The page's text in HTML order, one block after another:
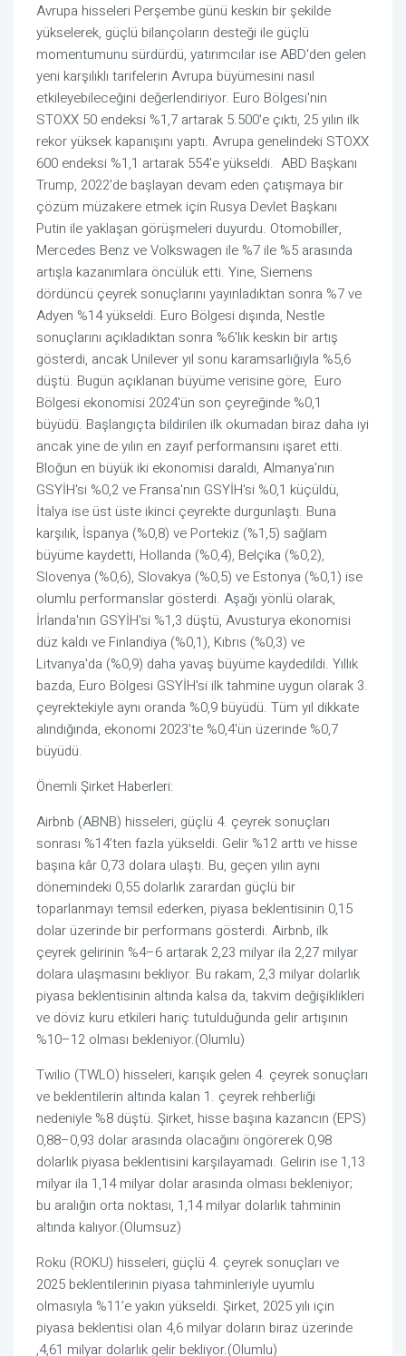
Avrupa hisseleri Perşembe günü keskin bir şekilde
yükselerek, güçlü bilançoların desteği ile güçlü
momentumunu sürdürdü, yatırımcılar ise ABD'den gelen
yeni karşılıklı tarifelerin Avrupa büyümesini nasıl
etkileyebileceğini değerlendiriyor. Euro Bölgesi'nin
STOXX 50 endeksi %1,7 artarak 5.500'e çıktı, 25 yılın ilk
rekor yüksek kapanışını yaptı. Avrupa genelindeki STOXX
600 endeksi %1,1 artarak 554'e yükseldi. ABD Başkanı
Trump, 2022'de başlayan devam eden çatışmaya bir
çözüm müzakere etmek için Rusya Devlet Başkanı
Putin ile yaklaşan görüşmeleri duyurdu. Otomobiller,
Mercedes Benz ve Volkswagen ile %7 ile %5 arasında
artışla kazanımlara öncülük etti. Yine, Siemens
dördüncü çeyrek sonuçlarını yayınladıktan sonra %7 ve
Adyen %14 yükseldi. Euro Bölgesi dışında, Nestle
sonuçlarını açıkladıktan sonra %6'lık keskin bir artış
gösterdi, ancak Unilever yıl sonu karamsarlığıyla %5,6
düştü. Bugün açıklanan büyüme verisine göre, Euro
Bölgesi ekonomisi 2024'ün son çeyreğinde %0,1
büyüdü. Başlangıçta bildirilen ilk okumadan biraz daha iyi
ancak yine de yılın en zayıf performansını işaret etti.
Bloğun en büyük iki ekonomisi daraldı, Almanya'nın
GSYİH'si %0,2 ve Fransa'nın GSYİH'si %0,1 küçüldü,
İtalya ise üst üste ikinci çeyrekte durgunlaştı. Buna
karşılık, İspanya (%0,8) ve Portekiz (%1,5) sağlam
büyüme kaydetti, Hollanda (%0,4), Belçika (%0,2),
Slovenya (%0,6), Slovakya (%0,5) ve Estonya (%0,1) ise
olumlu performanslar gösterdi. Aşağı yönlü olarak,
İrlanda'nın GSYİH'si %1,3 düştü, Avusturya ekonomisi
düz kaldı ve Finlandiya (%0,1), Kıbrıs (%0,3) ve
Litvanya'da (%0,9) daha yavaş büyüme kaydedildi. Yıllık
bazda, Euro Bölgesi GSYİH'si ilk tahmine uygun olarak 3.
çeyrektekiyle aynı oranda %0,9 büyüdü. Tüm yıl dikkate
alındığında, ekonomi 2023'te %0,4'ün üzerinde %0,7
büyüdü.
Önemli Şirket Haberleri:
Airbnb (ABNB) hisseleri, güçlü 4. çeyrek sonuçları
sonrası %14’ten fazla yükseldi. Gelir %12 arttı ve hisse
başına kâr 0,73 dolara ulaştı. Bu, geçen yılın aynı
dönemindeki 0,55 dolarlık zarardan güçlü bir
toparlanmayı temsil ederken, piyasa beklentisinin 0,15
dolar üzerinde bir performans gösterdi. Airbnb, ilk
çeyrek gelirinin %4–6 artarak 2,23 milyar ila 2,27 milyar
dolara ulaşmasını bekliyor. Bu rakam, 2,3 milyar dolarlık
piyasa beklentisinin altında kalsa da, takvim değişiklikleri
ve döviz kuru etkileri hariç tutulduğunda gelir artışının
%10–12 olması bekleniyor.(Olumlu)
Twilio (TWLO) hisseleri, karışık gelen 4. çeyrek sonuçları
ve beklentilerin altında kalan 1. çeyrek rehberliği
nedeniyle %8 düştü. Şirket, hisse başına kazancın (EPS)
0,88–0,93 dolar arasında olacağını öngörerek 0,98
dolarlık piyasa beklentisini karşılayamadı. Gelirin ise 1,13
milyar ila 1,14 milyar dolar arasında olması bekleniyor;
bu aralığın orta noktası, 1,14 milyar dolarlık tahminin
altında kalıyor.(Olumsuz)
Roku (ROKU) hisseleri, güçlü 4. çeyrek sonuçları ve
2025 beklentilerinin piyasa tahminleriyle uyumlu
olmasıyla %11’e yakın yükseldi. Şirket, 2025 yılı için
piyasa beklentisi olan 4,6 milyar doların biraz üzerinde
,4,61 milyar dolarlık gelir bekliyor.(Olumlu)